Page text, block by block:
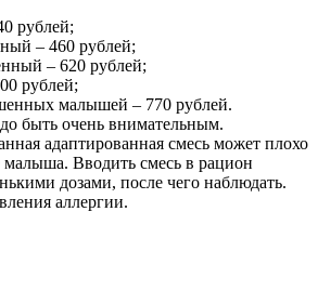
рублей;
– 460 рублей;
– 620 рублей;
рублей;
малышей – 770 рублей.
быть очень внимательным.
адаптированная смесь может плохо
малыша. Вводить смесь в рацион
дозами, после чего наблюдать.
аллергии.